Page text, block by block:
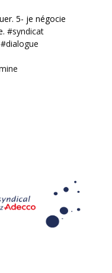
5- je négocie
#syndicat
#dialogue